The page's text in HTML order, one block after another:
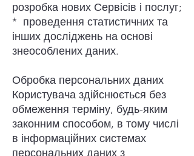
розробка нових Сервісів і послуг;
* проведення статистичних та
інших досліджень на основі
знеособлених даних.
Обробка персональних даних
Користувача здійснюється без
обмеження терміну, будь-яким
законним способом, в тому числі
в інформаційних системах
персональних даних з